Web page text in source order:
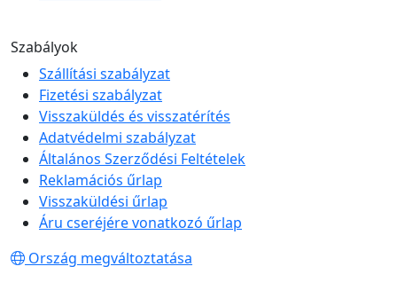
Szabályok
Szállítási szabályzat
Fizetési szabályzat
Visszaküldés és visszatérítés
Adatvédelmi szabályzat
Általános Szerződési Feltételek
Reklamációs űrlap
Visszaküldési űrlap
Áru cseréjére vonatkozó űrlap
Ország megváltoztatása